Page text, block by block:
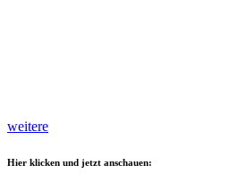
weitere
Hier klicken und jetzt anschauen: